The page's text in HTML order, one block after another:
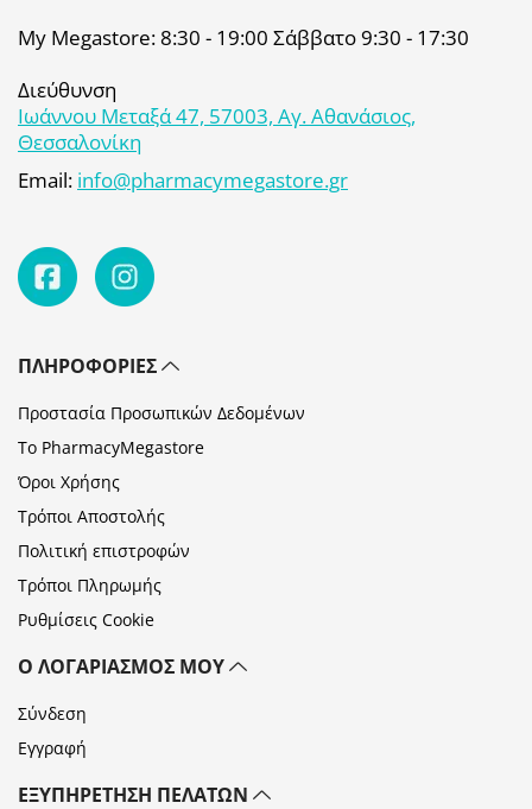
My Megastore: 8:30 - 19:00 Σάββατο 9:30 - 17:30
Διεύθυνση
Ιωάννου Μεταξά 47, 57003, Αγ. Αθανάσιος,
Θεσσαλονίκη
Email: info@pharmacymegastore.gr
ΠΛΗΡΟΦΟΡΊΕΣ
Προστασία Προσωπικών Δεδομένων
Το PharmacyMegastore
Όροι Χρήσης
Τρόποι Αποστολής
Πολιτική επιστροφών
Τρόποι Πληρωμής
Ρυθμίσεις Cookie
Ο ΛΟΓΑΡΙΑΣΜΌΣ ΜΟΥ
Σύνδεση
Εγγραφή
ΕΞΥΠΗΡΈΤΗΣΗ ΠΕΛΑΤΏΝ